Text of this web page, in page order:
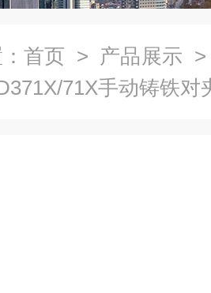
首页 > 产品展示
71X手动铸铁对